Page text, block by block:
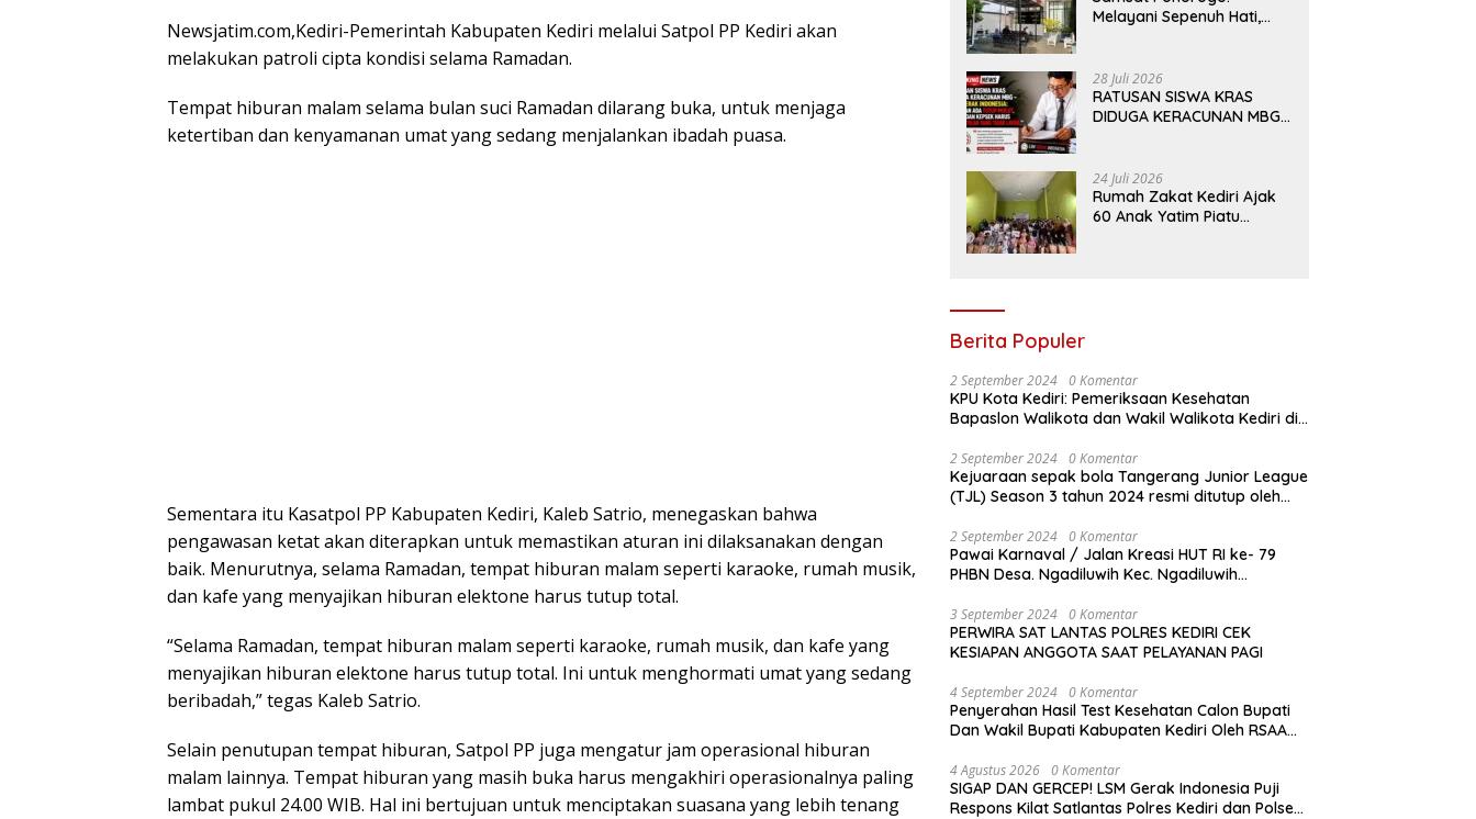
Newsjatim.com,Kediri-Pemerintah Kabupaten Kediri melalui Satpol PP Kediri akan
melakukan patroli cipta kondisi selama Ramadan.
Tempat hiburan malam selama bulan suci Ramadan dilarang buka, untuk menjaga
ketertiban dan kenyamanan umat yang sedang menjalankan ibadah puasa.
Sementara itu Kasatpol PP Kabupaten Kediri, Kaleb Satrio, menegaskan bahwa
pengawasan ketat akan diterapkan untuk memastikan aturan ini dilaksanakan dengan
baik. Menurutnya, selama Ramadan, tempat hiburan malam seperti karaoke, rumah musik,
dan kafe yang menyajikan hiburan elektone harus tutup total.
“Selama Ramadan, tempat hiburan malam seperti karaoke, rumah musik, dan kafe yang
menyajikan hiburan elektone harus tutup total. Ini untuk menghormati umat yang sedang
beribadah,” tegas Kaleb Satrio.
Selain penutupan tempat hiburan, Satpol PP juga mengatur jam operasional hiburan
malam lainnya. Tempat hiburan yang masih buka harus mengakhiri operasionalnya paling
lambat pukul 24.00 WIB. Hal ini bertujuan untuk menciptakan suasana yang lebih tenang
Melayani Sepenuh Hati,
dinamika Kota Reog
28 Juli 2026
RATUSAN SISWA KRAS
DIDUGA KERACUNAN MBG
MULUT, DINAS dan KEPSEK
HARUS TEGAS TOLAK YANG
TIDAK LAYAK
24 Juli 2026
Rumah Zakat Kediri Ajak
60 Anak Yatim Piatu
Berita Populer
2 September 2024 0 Komentar
KPU Kota Kediri: Pemeriksaan Kesehatan
Bapaslon Walikota dan Wakil Walikota Kediri di
2 September 2024 0 Komentar
Kejuaraan sepak bola Tangerang Junior League
(TJL) Season 3 tahun 2024 resmi ditutup oleh
Minggu ( 01/9/2024 )
2 September 2024 0 Komentar
Pawai Karnaval / Jalan Kreasi HUT RI ke- 79
PHBN Desa. Ngadiluwih Kec. Ngadiluwih
3 September 2024 0 Komentar
PERWIRA SAT LANTAS POLRES KEDIRI CEK
KESIAPAN ANGGOTA SAAT PELAYANAN PAGI
4 September 2024 0 Komentar
Penyerahan Hasil Test Kesehatan Calon Bupati
Dan Wakil Bupati Kabupaten Kediri Oleh RSAA
4 Agustus 2026 0 Komentar
SIGAP DAN GERCEP! LSM Gerak Indonesia Puji
Respons Kilat Satlantas Polres Kediri dan Polsek